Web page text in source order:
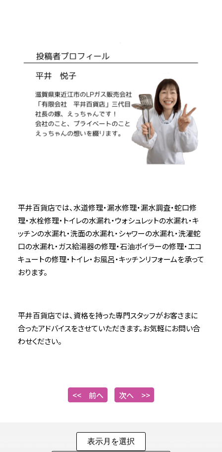
平井百貨店では、水道修理・漏水修理・漏水調査・蛇口修
理・水栓修理・トイレの水漏れ・ウォシュレットの水漏れ・キ
ッチンの水漏れ・洗面の水漏れ・シャワーの水漏れ・洗濯蛇
口の水漏れ・ガス給湯器の修理・石油ボイラーの修理・エコ
キュートの修理・トイレ・お風呂・キッチンリフォームを承って
おります。
平井百貨店では、資格を持った専門スタッフがお客さまに
合ったアドバイスをさせていただきます。お気軽にお問い合
わせください。
<< 前へ 次へ >>